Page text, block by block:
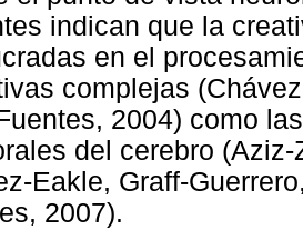
indican que la
en el
complejas
2004) como
del cerebro
Eakle, Graff-
2007).